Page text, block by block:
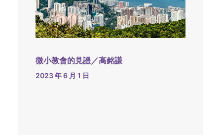
微小教會的見證／高銘謙
2023 年 6 月 1 日